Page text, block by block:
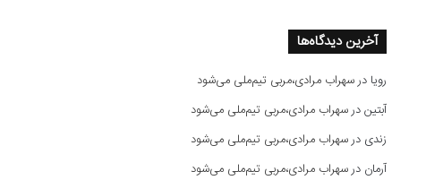
آخرین دیدگاه‌ها
رویا درسهراب مرادی،مربی تیم‌ملی می‌شود
آبتیندرسهراب مرادی،مربی تیم‌ملی می‌شود
زندی درسهراب مرادی،مربی تیم‌ملی می‌شود
آرمان درسهراب مرادی،مربی تیم‌ملی می‌شود